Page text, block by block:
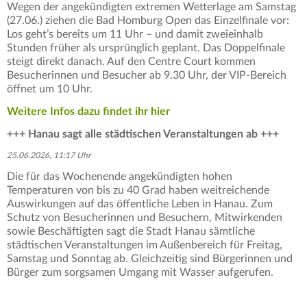
Wegen der angekündigten extremen Wetterlage am Samstag
(27.06.) ziehen die Bad Homburg Open das Einzelfinale vor:
Los geht’s bereits um 11 Uhr – und damit zweieinhalb
Stunden früher als ursprünglich geplant. Das Doppelfinale
steigt direkt danach. Auf den Centre Court kommen
Besucherinnen und Besucher ab 9.30 Uhr, der VIP-Bereich
öffnet um 10 Uhr.
Weitere Infos dazu findet ihr hier
+++ Hanau sagt alle städtischen Veranstaltungen ab +++
25.06.2026, 11:17 Uhr
Die für das Wochenende angekündigten hohen
Temperaturen von bis zu 40 Grad haben weitreichende
Auswirkungen auf das öffentliche Leben in Hanau. Zum
Schutz von Besucherinnen und Besuchern, Mitwirkenden
sowie Beschäftigten sagt die Stadt Hanau sämtliche
städtischen Veranstaltungen im Außenbereich für Freitag,
Samstag und Sonntag ab. Gleichzeitig sind Bürgerinnen und
Bürger zum sorgsamen Umgang mit Wasser aufgerufen.